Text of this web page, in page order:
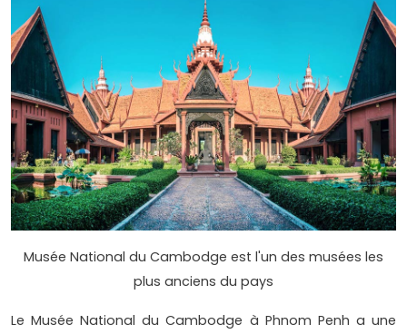
Musée National du Cambodge est l'un des musées les
plus anciens du pays
Le Musée National du Cambodge à Phnom Penh a une